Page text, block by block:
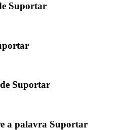
Suportar
de Suportar
a palavra Suportar